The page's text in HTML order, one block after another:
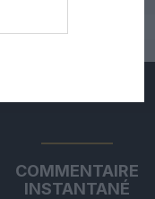
COMMENTAIRE
INSTANTANÉ